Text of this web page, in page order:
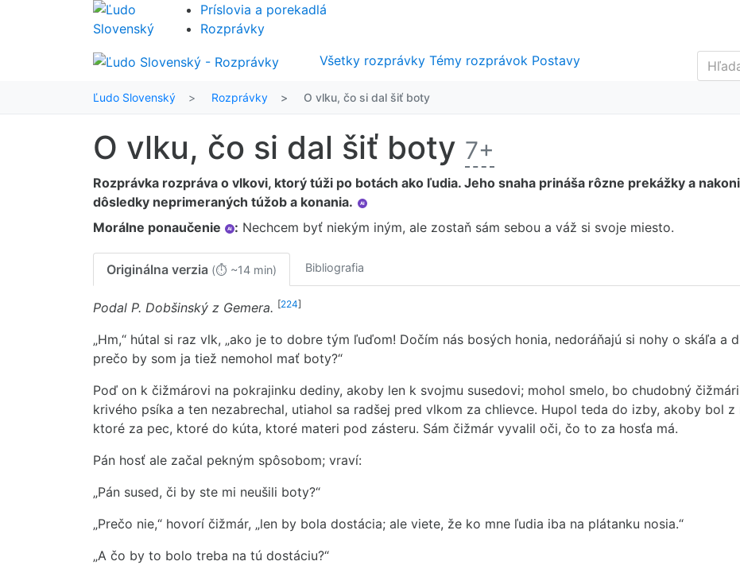
Príslovia a porekadlá
Rozprávky
Všetky rozprávky Témy rozprávok Postavy
Ľudo Slovenský Rozprávky O vlku, čo si dal šiť boty
O vlku, čo si dal šiť boty 7+
Rozprávka rozpráva o vlkovi, ktorý túži po botách ako ľudia. Jeho snaha prináša rôzne prekážky a
dôsledky neprimeraných túžob a konania.
AI
Morálne ponaučenie AI : Nechcem byť niekým iným, ale zostaň sám sebou a váž si svoje miesto.
Originálna verzia (⏱ ~14 min) Bibliografia
Podal P. Dobšinský z Gemera. [224]
„Hm,“ hútal si raz vlk, „ako je to dobre tým ľuďom! Dočím nás bosých honia, nedoráňajú si nohy o skáľa a
prečo by som ja tiež nemohol mať boty?“
Poď on k čižmárovi na pokrajinku dediny, akoby len k svojmu susedovi; mohol smelo, bo chudobný
krivého psíka a ten nezabrechal, utiahol sa radšej pred vlkom za chlievce. Hupol teda do izby, akoby bol
ktoré za pec, ktoré do kúta, ktoré materi pod zásteru. Sám čižmár vyvalil oči, čo to za hosťa má.
Pán hosť ale začal pekným spôsobom; vraví:
„Pán sused, či by ste mi neušili boty?“
„Prečo nie,“ hovorí čižmár, „len by bola dostácia; ale viete, že ko mne ľudia iba na plátanku nosia.“
„A čo by to bolo treba na tú dostáciu?“